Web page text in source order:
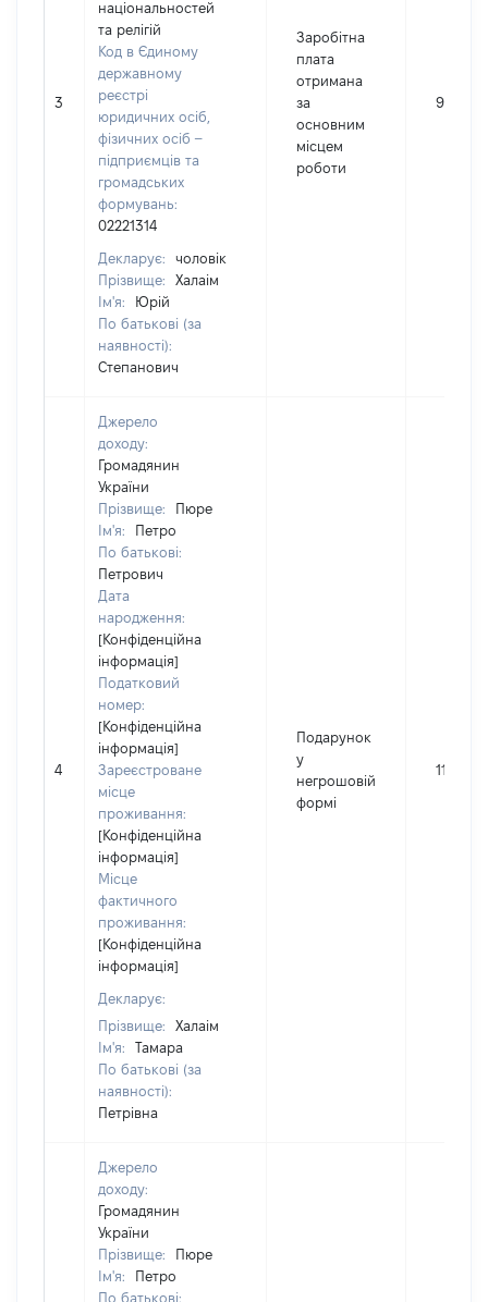
3
національностей
та релігій
Код в Єдиному
державному
реєстрі
юридичних осіб,
фізичних осіб –
підприємців та
громадських
формувань:
02221314
Декларує:
чоловік
Прізвище:
Халаім
Ім'я:
Юрій
По батькові (за
наявності):
Степанович
Заробітна
плата
отримана
за
основним
місцем
роботи
9943
4
Джерело
доходу:
Громадянин
України
Прізвище:
Пюре
Ім'я:
Петро
По батькові:
Петрович
Дата
народження:
[Конфіденційна
інформація]
Податковий
номер:
[Конфіденційна
інформація]
Зареєстроване
місце
проживання:
[Конфіденційна
інформація]
Місце
фактичного
проживання:
[Конфіденційна
інформація]
Декларує:
Прізвище:
Халаім
Ім'я:
Тамара
По батькові (за
наявності):
Петрівна
Подарунок
у
негрошовій
формі
115000
Джерело
доходу:
Громадянин
України
Прізвище:
Пюре
Ім'я:
Петро
По батькові: